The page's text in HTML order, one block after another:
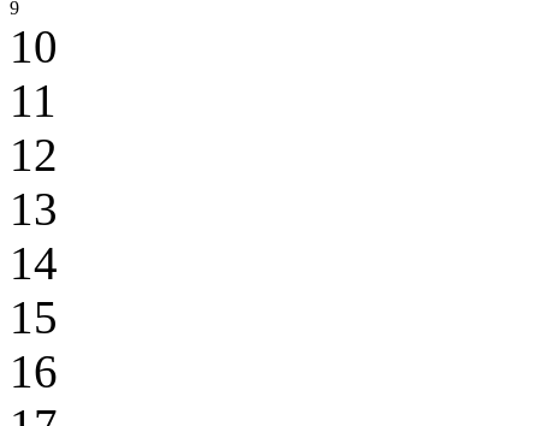
9
10
11
12
13
14
15
16